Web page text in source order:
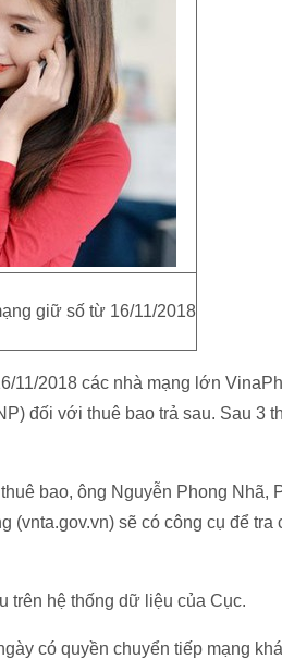
giữ số từ 16/11/2018
11/2018 các nhà mạng lớn
đối với thuê bao trả sau. Sau 3
bao, ông Nguyễn Phong Nhã,
(vnta.gov.vn) sẽ có công cụ để tra
trên hệ thống dữ liệu của Cục.
có quyền chuyển tiếp mạng